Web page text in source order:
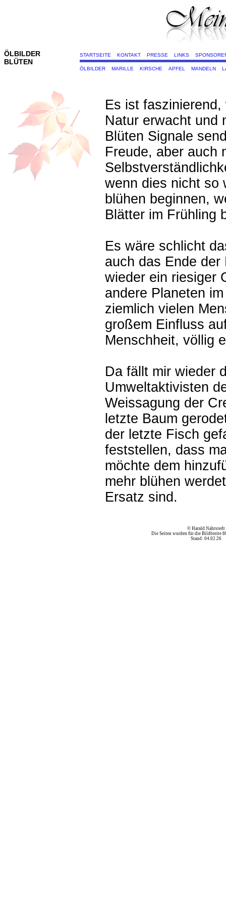
ÖLBILDER
BLÜTEN
STARTSEITE KONTAKT PRESSE LINKS
ÖLBILDER MARILLE KIRSCHE APFEL MANDELN
Es ist
Natur erwacht und
Blüten Signale
Freude, aber auch
wenn dies nicht so
blühen beginnen,
Blätter im Frühling
Es wäre schlicht
auch das Ende
wieder ein riesiger
andere Planeten
ziemlich vielen
großem Einfluss
Menschheit, völlig
Da fällt mir wieder
Umweltaktivisten
Weissagung der
letzte Baum
der letzte Fisch
feststellen, dass
möchte dem
mehr blühen
Ersatz sind.
© Harald Nahrstedt
Die Seiten wurden für die Bildbreite
Stand: 04.02.26